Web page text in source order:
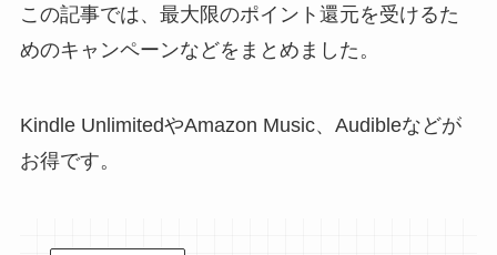
この記事では、最大限のポイント還元を受けるた
めのキャンペーンなどをまとめました。
Kindle UnlimitedやAmazon Music、Audibleなどが
お得です。